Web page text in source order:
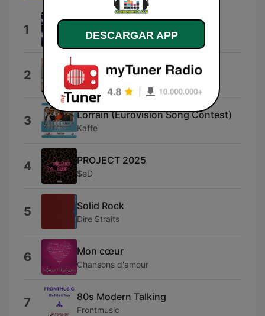
1 2026
2026
2 Falca Mihail
Falca Mihail
3 Lorrain (Eurovision Song Contest)
Kaffe
4 PROJECT 2025
$eD
5 Solid Rock
Dire Straits
6 Mon cœur
Chansons d'amour
7 80s Modern Talking
Frontmusic
DESCARGAR APP